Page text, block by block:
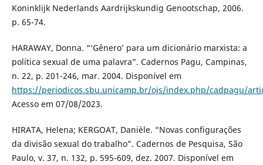
Koninklijk Nederlands Aardrijkskundig Genootschap, 2006.
p. 65-74.
HARAWAY, Donna. “‘Gênero’ para um dicionário marxista: a
política sexual de uma palavra”. Cadernos Pagu, Campinas,
n. 22, p. 201-246, mar. 2004. Disponível em
https://periodicos.sbu.unicamp.br/ojs/index.php/cadpagu/
Acesso em 07/08/2023.
HIRATA, Helena; KERGOAT, Danièle. “Novas configurações
da divisão sexual do trabalho”. Cadernos de Pesquisa, São
Paulo, v. 37, n. 132, p. 595-609, dez. 2007. Disponível em